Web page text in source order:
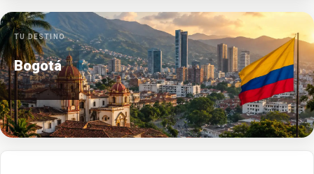
TU DESTINO
Bogotá